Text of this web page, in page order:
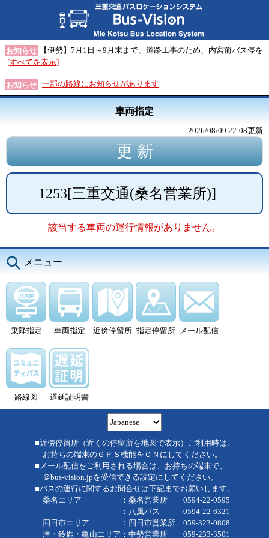
お知らせ
【伊勢】7月1日～9月末まで、道路工事のため、内宮前バス停を
[すべてを表示]
お知らせ 一部の路線にお知らせがあります
車両指定
2026/08/09 22:08更新
1253[三重交通(桑名営業所)]
該当する車両の運行情報がありません。
メニュー
乗降指定 車両指定 近傍停留所 指定停留所 メール配信
路線図 遅延証明書
■近傍停留所（近くの停留所を地図で表示）ご利用時は、
お持ちの端末のＧＰＳ機能をＯＮにしてください。
■メール配信をご利用される場合は、お持ちの端末で、
＠bus-vision.jpを受信できる設定にしてください。
■バスの運行に関するお問合せは下記までお願いします。
桑名エリア ：桑名営業所 0594-22-0595
：八風バス 0594-22-6321
四日市エリア ：四日市営業所 059-323-0808
津・鈴鹿・亀山エリア：中勢営業所 059-233-3501